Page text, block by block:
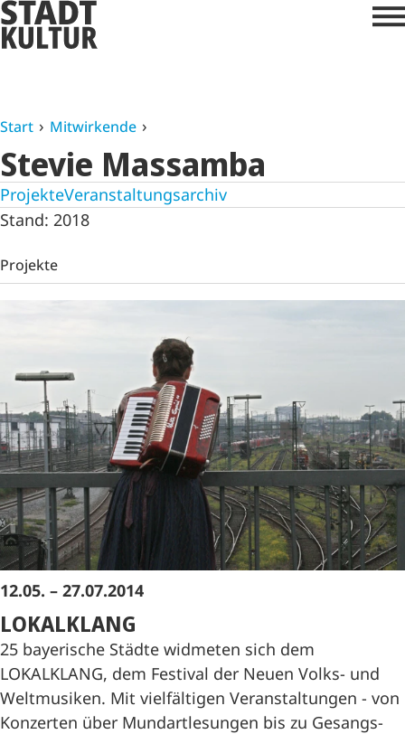
Start Mitwirkende
Stevie Massamba
ProjekteVeranstaltungsarchiv
Stand: 2018
Projekte
12.05. – 27.07.2014
LOKALKLANG
25 bayerische Städte widmeten sich dem
LOKALKLANG, dem Festival der Neuen Volks- und
Weltmusiken. Mit vielfältigen Veranstaltungen - von
Konzerten über Mundartlesungen bis zu Gesangs-